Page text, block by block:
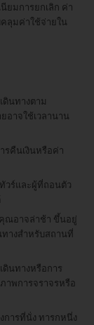
ยมการยกเลิก ค่า
ลุมค่าใช้จ่ายใน
ดินทางตาม
อาจใช้เวลานาน
คืนเงินหรือค่า
วร์และผู้ที่ถอนตัว
ณอาจล่าช้า ขึ้นอยู่
างสำหรับสถานที่
ดินทางหรือการ
าพการจราจรหรือ
การที่นั่ง ทารกหนึ่ง